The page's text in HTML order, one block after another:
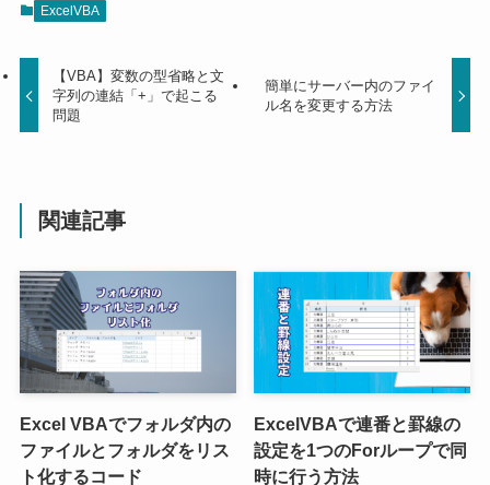
ExcelVBA
【VBA】変数の型省略と文
字列の連結「+」で起こる
問題
簡単にサーバー内のファイ
ル名を変更する方法
関連記事
Excel VBAでフォルダ内の
ファイルとフォルダをリス
ト化するコード
ExcelVBAで連番と罫線の
設定を1つのForループで同
時に行う方法